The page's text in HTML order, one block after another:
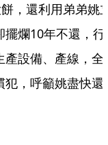
，還利用弟弟姚
爛10年不還，行
產設備、產線，全
，呼籲姚盡快還